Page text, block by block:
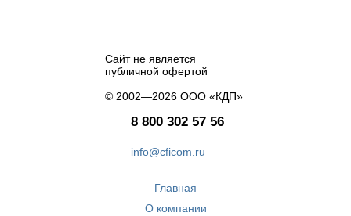
Сайт не является
публичной офертой
© 2002—2026 ООО «КДП»
8 800 302 57 56
info@cficom.ru
Главная
О компании